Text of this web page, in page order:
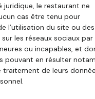
juridique, le restaurant ne
cas être tenu pour
l’utilisation du site ou
les réseaux sociaux par
ou incapables, et
pouvant en résulter
traitement de leurs